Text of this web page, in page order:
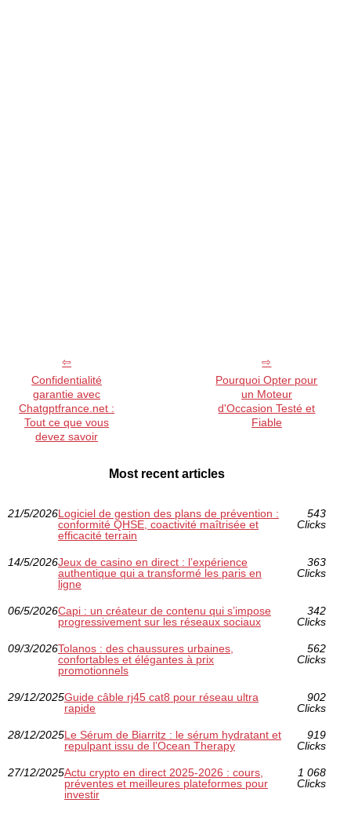
Confidentialité
garantie avec
Chatgptfrance.net :
Tout ce que vous
devez savoir
Pourquoi Opter pour
un Moteur
d'Occasion Testé et
Fiable
Most recent articles
21/5/2026Logiciel de gestion des plans de prévention :
conformité QHSE, coactivité maîtrisée et
efficacité terrain
543
Clicks
14/5/2026Jeux de casino en direct : l’expérience
authentique qui a transformé les paris en
ligne
363
Clicks
06/5/2026Capi : un créateur de contenu qui s’impose
progressivement sur les réseaux sociaux
342
Clicks
09/3/2026Tolanos : des chaussures urbaines,
confortables et élégantes à prix
promotionnels
562
Clicks
29/12/2025Guide câble rj45 cat8 pour réseau ultra
rapide
902
Clicks
28/12/2025Le Sérum de Biarritz : le sérum hydratant et
repulpant issu de l’Ocean Therapy
919
Clicks
27/12/2025Actu crypto en direct 2025-2026 : cours,
préventes et meilleures plateformes pour
investir
1 068
Clicks